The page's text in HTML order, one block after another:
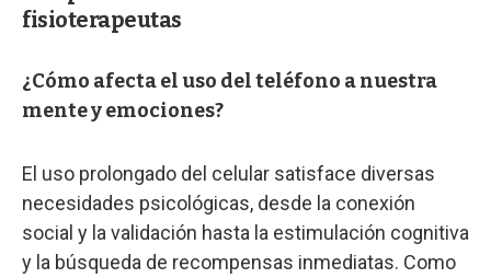
fisioterapeutas
¿Cómo afecta el uso del teléfono a nuestra
mente y emociones?
El uso prolongado del celular satisface diversas
necesidades psicológicas, desde la conexión
social y la validación hasta la estimulación cognitiva
y la búsqueda de recompensas inmediatas. Como